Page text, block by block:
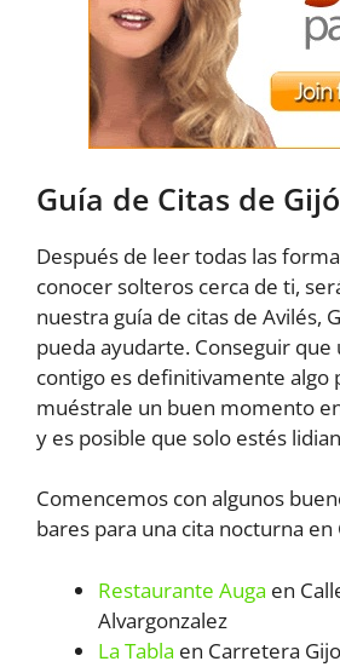
Guía de Citas de
Después de leer todas las
conocer solteros cerca de ti,
nuestra guía de citas de Avilés,
pueda ayudarte. Conseguir que
contigo es definitivamente algo
muéstrale un buen momento
y es posible que solo estés
Comencemos con algunos
bares para una cita nocturna en
Restaurante Auga en
Alvargonzalez
La Tabla en Carretera